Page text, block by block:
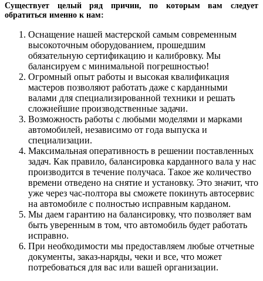
Существует целый ряд причин, по которым вам следует
обратиться именно к нам:
Оснащение нашей мастерской самым современным
высокоточным оборудованием, прошедшим
обязательную сертификацию и калибровку. Мы
балансируем с минимальной погрешностью!
Огромный опыт работы и высокая квалификация
мастеров позволяют работать даже с карданными
валами для специализированной техники и решать
сложнейшие производственные задачи.
Возможность работы с любыми моделями и марками
автомобилей, независимо от года выпуска и
специализации.
Максимальная оперативность в решении поставленных
задач. Как правило, балансировка карданного вала у нас
производится в течение получаса. Такое же количество
времени отведено на снятие и установку. Это значит, что
уже через час-полтора вы сможете покинуть автосервис
на автомобиле с полностью исправным карданом.
Мы даем гарантию на балансировку, что позволяет вам
быть уверенным в том, что автомобиль будет работать
исправно.
При необходимости мы предоставляем любые отчетные
документы, заказ-наряды, чеки и все, что может
потребоваться для вас или вашей организации.